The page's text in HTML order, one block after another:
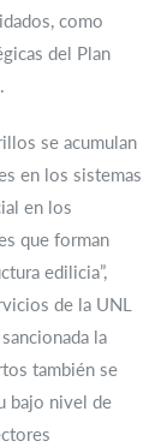
como
del Plan
se acumulan
en los sistemas
en los
que forman
edilicia”,
de la UNL
la
también se
bajo nivel de